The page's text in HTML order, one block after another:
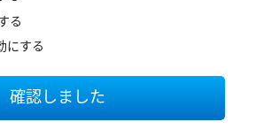
る
にする
確認しました